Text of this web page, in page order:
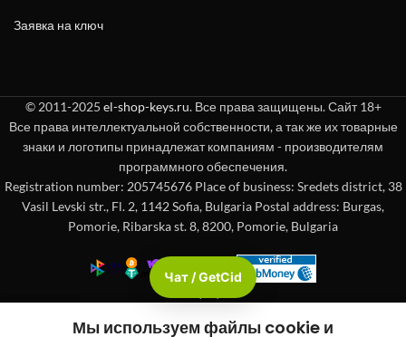
Заявка на ключ
© 2011-2025 el-shop-keys.ru. Все права защищены. Сайт 18+
Все права интеллектуальной собственности, а так же их товарные
знаки и логотипы принадлежат компаниям - производителям
программного обеспечения.
Registration number: 205745676 Place of business: Sredets district, 38
Vasil Levski str., Fl. 2, 1142 Sofia, Bulgaria Postal address: Burgas,
Pomorie, Ribarska st. 8, 8200, Pomorie, Bulgaria
Мы используем файлы cookie и
Чат / GetCid